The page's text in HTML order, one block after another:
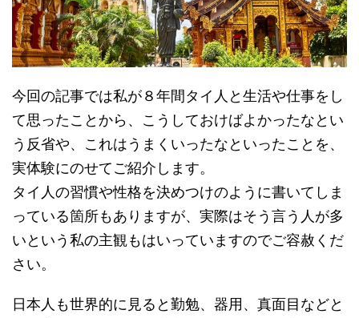
今回の記事では私が８年間タイ人と生活や仕事をし
て思ったことから、こうしておけばよかったなとい
う反省や、これはうまくいったなといったことを、
実体験にのせてご紹介します。
タイ人の習慣や性格を決めつけのように書いてしま
っている箇所もありますが、実際はそう言う人が多
いという私の主観もはいっていますのでご容赦くだ
さい。
日本人も世界的に見ると勤勉、器用、真面目などと